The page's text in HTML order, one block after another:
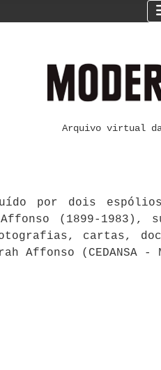
Arquivo virtual da
por dois
(1899-1983),
cartas,
Affonso (CEDANSA -